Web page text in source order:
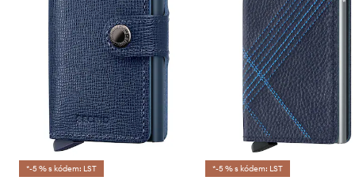
*-5 % s kódem: LST *-5 % s kódem: LST